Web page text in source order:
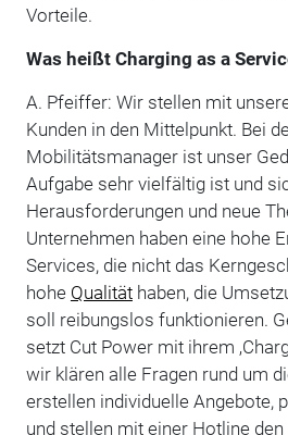
Vorteile.
Was heißt Charging as a
A. Pfeiffer: Wir stellen mit
Kunden in den Mittelpunkt. Bei
Mobilitätsmanager ist unser
Aufgabe sehr vielfältig ist und
Herausforderungen und neue
Unternehmen haben eine hohe
Services, die nicht das
hohe Qualitäthaben, die
soll reibungslos funktionieren.
setzt Cut Power mit ihrem
wir klären alle Fragen rund um
erstellen individuelle Angebote,
und stellen mit einer Hotline